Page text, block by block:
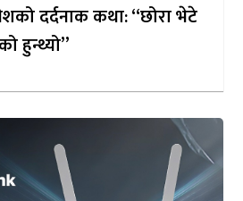
दर्दनाक कथा: “छोरा भेटे
हुन्थ्यो”